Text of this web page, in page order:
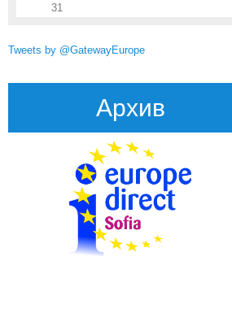
31
Tweets by @GatewayEurope
Архив